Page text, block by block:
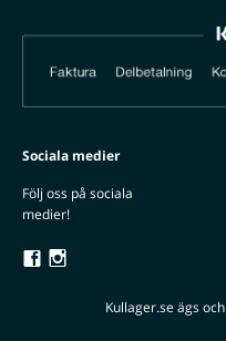
Sociala medier
Följ oss på sociala
medier!
Kullager.se ägs